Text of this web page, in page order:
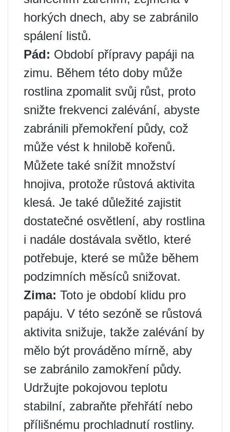
horkých dnech, aby se zabránilo
spálení listů.
Pád: Období přípravy papáji na
zimu. Během této doby může
rostlina zpomalit svůj růst, proto
snižte frekvenci zalévání, abyste
zabránili přemokření půdy, což
může vést k hnilobě kořenů.
Můžete také snížit množství
hnojiva, protože růstová aktivita
klesá. Je také důležité zajistit
dostatečné osvětlení, aby rostlina
i nadále dostávala světlo, které
potřebuje, které se může během
podzimních měsíců snižovat.
Zima: Toto je období klidu pro
papáju. V této sezóně se růstová
aktivita snižuje, takže zalévání by
mělo být prováděno mírně, aby
se zabránilo zamokření půdy.
Udržujte pokojovou teplotu
stabilní, zabraňte přehřátí nebo
přílišnému prochladnutí rostliny.